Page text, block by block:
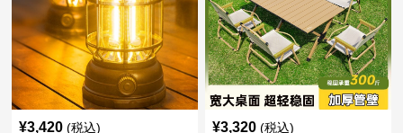
¥3,420 (税込) ¥3,320 (税込)